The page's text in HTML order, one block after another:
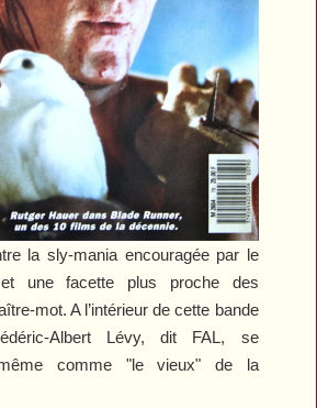
la sly-mania encouragée par le
une facette plus proche des
mot. A l’intérieur de cette bande
Albert Lévy, dit FAL, se
même comme "le vieux" de la